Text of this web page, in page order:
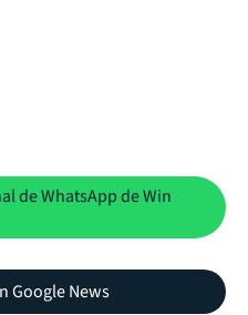
de WhatsApp de Win
Google News